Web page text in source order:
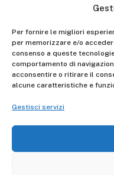
Per fornire le migliori
per memorizzare e/o
consenso a queste
comportamento di
acconsentire o ritirare il
alcune caratteristiche e
Gestisci servizi
BARRA
COMPLETA
multifunzione
ED040AL. Lunghezza
La barra deve essere